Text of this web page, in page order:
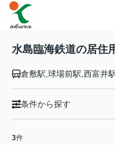
水島臨海鉄道の居住
条件から探す
3件